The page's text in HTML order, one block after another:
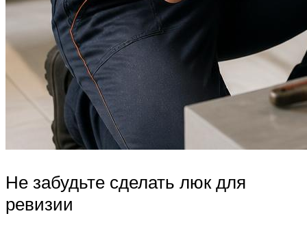
Не забудьте сделать люк для
ревизии